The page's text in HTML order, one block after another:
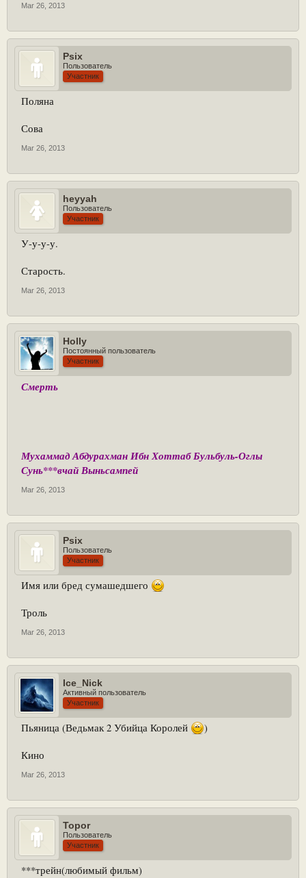
Mar 26, 2013
Psix
Пользователь
Участник
Поляна
Сова
Mar 26, 2013
heyyah
Пользователь
Участник
У-у-у-у.
Старость.
Mar 26, 2013
Holly
Постоянный пользователь
Участник
Смерть
Мухаммад Абдурахман Ибн Хоттаб Бульбуль-Оглы
Сунь***вчай Выньсампей
Mar 26, 2013
Psix
Пользователь
Участник
Имя или бред сумашедшего
Троль
Mar 26, 2013
Ice_Nick
Активный пользователь
Участник
Пьяница (Ведьмак 2 Убийца Королей )
Кино
Mar 26, 2013
Topor
Пользователь
Участник
***трейн(любимый фильм)